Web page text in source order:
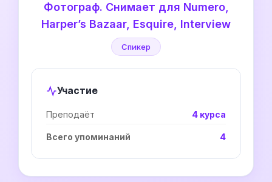
Фотограф. Снимает для Numero,
Harper’s Bazaar, Esquire, Interview
Спикер
Участие
Преподаёт 4 курса
Всего упоминаний 4